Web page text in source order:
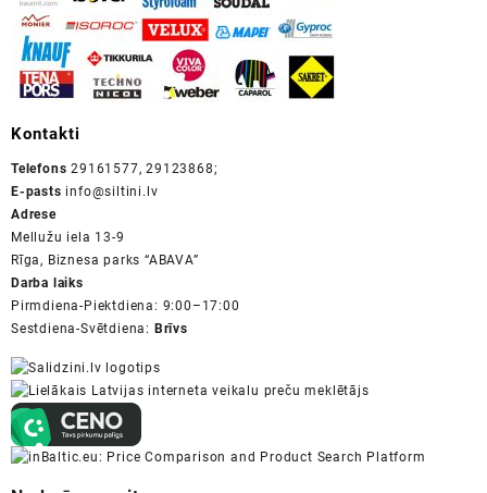
Kontakti
Telefons 29161577, 29123868;
E-pasts info@siltini.lv
Adrese
Mellužu iela 13-9
Rīga, Biznesa parks “ABAVA”
Darba laiks
Pirmdiena-Piektdiena: 9:00–17:00
Sestdiena-Svētdiena: Brīvs